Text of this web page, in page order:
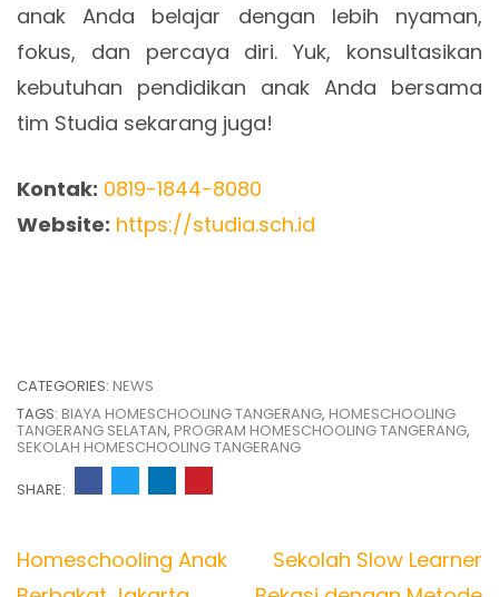
anak Anda belajar dengan lebih nyaman,
fokus, dan percaya diri. Yuk, konsultasikan
kebutuhan pendidikan anak Anda bersama
tim Studia sekarang juga!
Kontak: 0819-1844-8080
Website: https://studia.sch.id
CATEGORIES: NEWS
TAGS: BIAYA HOMESCHOOLING TANGERANG, HOMESCHOOLING
TANGERANG SELATAN, PROGRAM HOMESCHOOLING TANGERANG,
SEKOLAH HOMESCHOOLING TANGERANG
SHARE:
Post
Homeschooling Anak
Sekolah Slow Learner